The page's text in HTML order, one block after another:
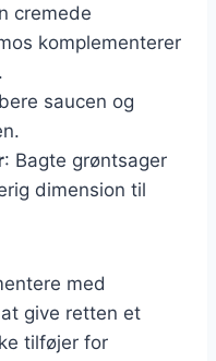
cremede
komplementerer
saucen og
: Bagte grøntsager
dimension til
med
give retten et
tilføjer for